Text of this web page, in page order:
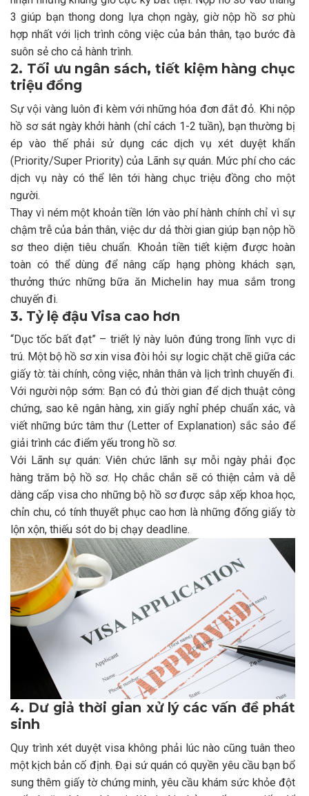
3 giúp bạn thong dong lựa chọn ngày, giờ nộp hồ sơ phù
hợp nhất với lịch trình công việc của bản thân, tạo bước đà
suôn sẻ cho cả hành trình.
2. Tối ưu ngân sách, tiết kiệm hàng chục
triệu đồng
Sự vội vàng luôn đi kèm với những hóa đơn đắt đỏ. Khi nộp
hồ sơ sát ngày khởi hành (chỉ cách 1-2 tuần), bạn thường bị
ép vào thế phải sử dụng các dịch vụ xét duyệt khẩn
(Priority/Super Priority) của Lãnh sự quán. Mức phí cho các
dịch vụ này có thể lên tới hàng chục triệu đồng cho một
người.
Thay vì ném một khoản tiền lớn vào phí hành chính chỉ vì sự
chậm trễ của bản thân, việc dư dả thời gian giúp bạn nộp hồ
sơ theo diện tiêu chuẩn. Khoản tiền tiết kiệm được hoàn
toàn có thể dùng để nâng cấp hạng phòng khách sạn,
thưởng thức những bữa ăn Michelin hay mua sắm trong
chuyến đi.
3. Tỷ lệ đậu Visa cao hơn
“Dục tốc bất đạt” – triết lý này luôn đúng trong lĩnh vực di
trú. Một bộ hồ sơ xin visa đòi hỏi sự logic chặt chẽ giữa các
giấy tờ: tài chính, công việc, nhân thân và lịch trình chuyến đi.
Với người nộp sớm: Bạn có đủ thời gian để dịch thuật công
chứng, sao kê ngân hàng, xin giấy nghỉ phép chuẩn xác, và
viết những bức tâm thư (Letter of Explanation) sắc sảo để
giải trình các điểm yếu trong hồ sơ.
Với Lãnh sự quán: Viên chức lãnh sự mỗi ngày phải đọc
hàng trăm bộ hồ sơ. Họ chắc chắn sẽ có thiện cảm và dễ
dàng cấp visa cho những bộ hồ sơ được sắp xếp khoa học,
chỉn chu, có tính thuyết phục cao hơn là những đống giấy tờ
lộn xộn, thiếu sót do bị chạy deadline.
4. Dư giả thời gian xử lý các vấn đề phát
sinh
Quy trình xét duyệt visa không phải lúc nào cũng tuân theo
một kịch bản cố định. Đại sứ quán có quyền yêu cầu bạn bổ
sung thêm giấy tờ chứng minh, yêu cầu khám sức khỏe đột